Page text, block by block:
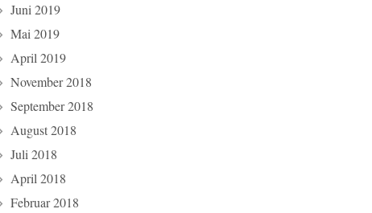
Juni 2019
Mai 2019
April 2019
November 2018
September 2018
August 2018
Juli 2018
April 2018
Februar 2018